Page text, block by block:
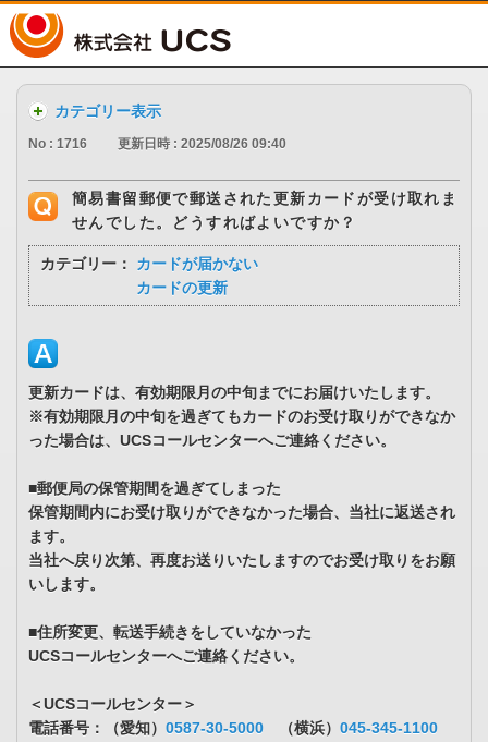
カテゴリー表示
No : 1716 更新日時 : 2025/08/26 09:40
簡易書留郵便で郵送された更新カードが受け取れま
せんでした。どうすればよいですか？
カテゴリー：
カードが届かない
カードの更新
更新カードは、有効期限月の中旬までにお届けいたします。
※有効期限月の中旬を過ぎてもカードのお受け取りができなか
った場合は、UCSコールセンターへご連絡ください。
■郵便局の保管期間を過ぎてしまった
保管期間内にお受け取りができなかった場合、当社に返送され
ます。
当社へ戻り次第、再度お送りいたしますのでお受け取りをお願
いします。
■住所変更、転送手続きをしていなかった
UCSコールセンターへご連絡ください。
＜UCSコールセンター＞
電話番号：（愛知） 0587-30-5000 （横浜） 045-345-1100